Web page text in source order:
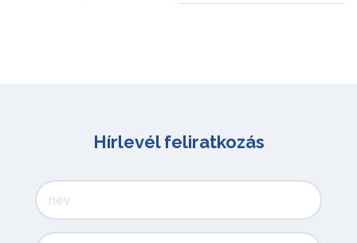
Hírlevél feliratkozás